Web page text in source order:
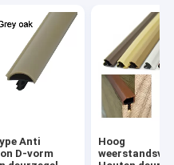
Anti
D-vorm
Hoog